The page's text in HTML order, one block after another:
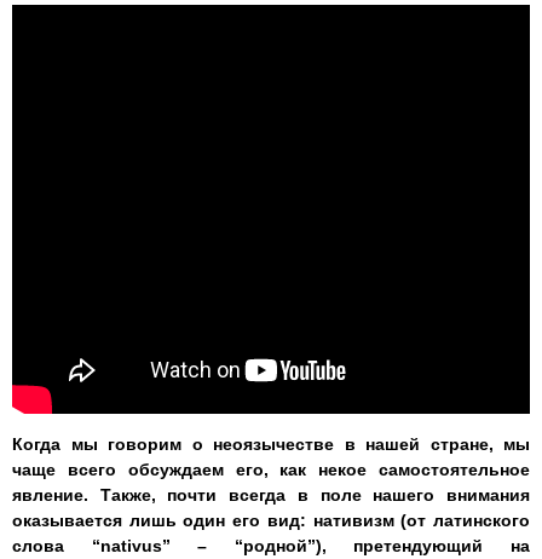
Когда мы говорим о неоязычестве в нашей стране, мы
чаще всего обсуждаем его, как некое самостоятельное
явление. Также, почти всегда в поле нашего внимания
оказывается лишь один его вид: нативизм (от латинского
слова “nativus” – “родной”), претендующий на